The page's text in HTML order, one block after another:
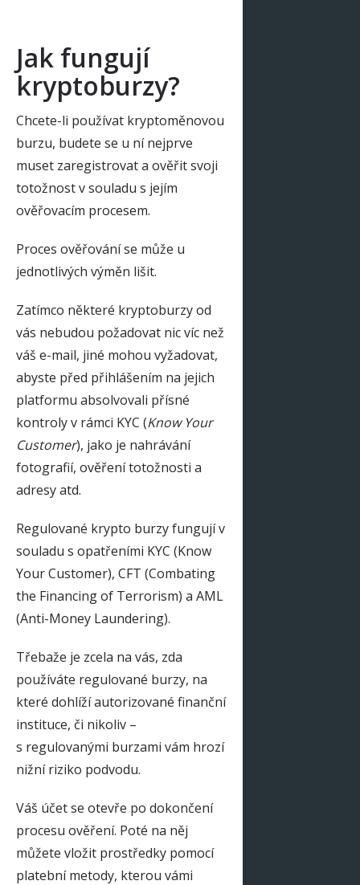
Jak fungují
kryptoburzy?
Chcete-li používat kryptoměnovou
burzu, budete se u ní nejprve
muset zaregistrovat a ověřit svoji
totožnost v souladu s jejím
ověřovacím procesem.
Proces ověřování se může u
jednotlivých výměn lišit.
Zatímco některé kryptoburzy od
vás nebudou požadovat nic víc než
váš e-mail, jiné mohou vyžadovat,
abyste před přihlášením na jejich
platformu absolvovali přísné
kontroly v rámci KYC (Know Your
Customer), jako je nahrávání
fotografií, ověření totožnosti a
adresy atd.
Regulované krypto burzy fungují v
souladu s opatřeními KYC (Know
Your Customer), CFT (Combating
the Financing of Terrorism) a AML
(Anti-Money Laundering).
Třebaže je zcela na vás, zda
používáte regulované burzy, na
které dohlíží autorizované finanční
instituce, či nikoliv –
s regulovanými burzami vám hrozí
nižní riziko podvodu.
Váš účet se otevře po dokončení
procesu ověření. Poté na něj
můžete vložit prostředky pomocí
platební metody, kterou vámi